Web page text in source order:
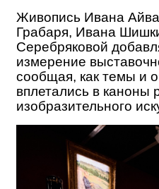
Живопись Ивана
Грабаря, Ивана
Серебряковой
измерение
сообщая, как темы и
вплетались в каноны
изобразительного